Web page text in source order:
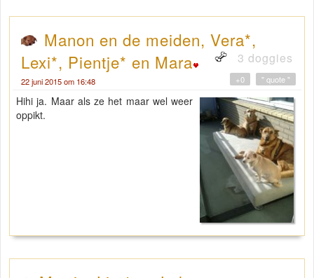
Manon en de meiden, Vera*,
Lexi*, Pientje* en Mara
3 doggies
22 juni 2015 om 16:48 " quote "
+0
Hihi ja. Maar als ze het maar wel weer
oppikt.